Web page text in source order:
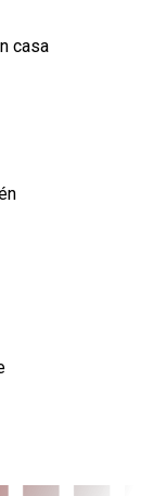
casa